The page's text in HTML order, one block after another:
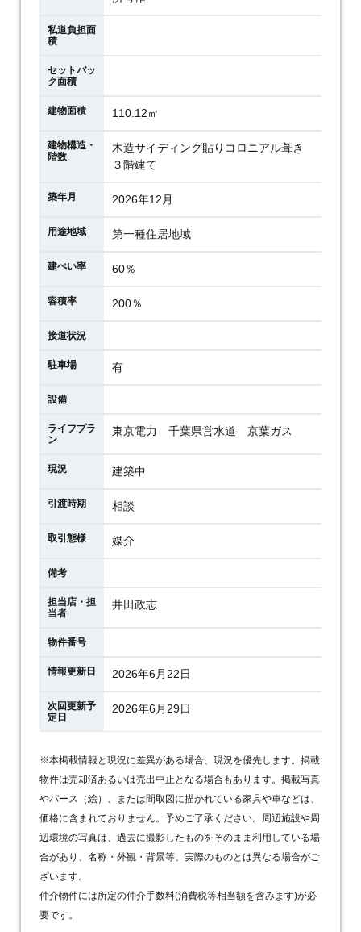
私道負担面
積
セットバッ
ク面積
建物面積 110.12㎡
建物構造・
階数
木造サイディング貼りコロニアル葺き
３階建て
築年月 2026年12月
用途地域 第一種住居地域
建ぺい率 60％
容積率 200％
接道状況
駐車場 有
設備
ライフプラ
ン
東京電力 千葉県営水道 京葉ガス
現況 建築中
引渡時期 相談
取引態様 媒介
備考
担当店・担
当者
井田政志
物件番号
情報更新日 2026年6月22日
次回更新予
定日
2026年6月29日
※本掲載情報と現況に差異がある場合、現況を優先します。掲載
物件は売却済あるいは売出中止となる場合もあります。掲載写真
やパース（絵）、または間取図に描かれている家具や車などは、
価格に含まれておりません。予めご了承ください。周辺施設や周
辺環境の写真は、過去に撮影したものをそのまま利用している場
合があり、名称・外観・背景等、実際のものとは異なる場合がご
ざいます。
仲介物件には所定の仲介手数料(消費税等相当額を含みます)が必
要です。